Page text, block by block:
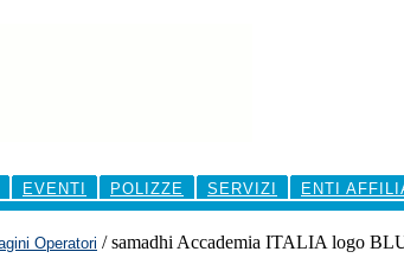
EVENTI POLIZZE SERVIZI ENTI
Operatori /samadhi Accademia ITALIA logo